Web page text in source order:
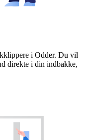
i Odder. Du vil
direkte i din indbakke,